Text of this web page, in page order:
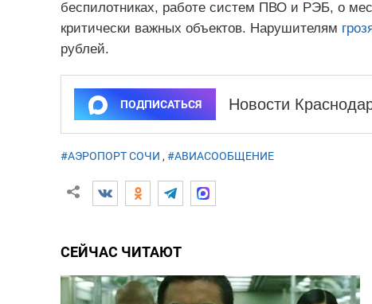
беспилотниках, работе систем ПВО и РЭБ, о
критически важных объектов. Нарушителям
рублей.
ПОДПИСАТЬСЯ Новости
#АЭРОПОРТ СОЧИ , #АВИАСООБЩЕНИЕ
СЕЙЧАС ЧИТАЮТ